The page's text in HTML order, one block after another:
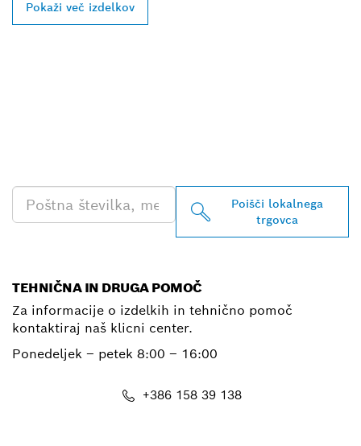
Pokaži več izdelkov
Poišči lokalnega
trgovca
TEHNIČNA IN DRUGA POMOČ
Za informacije o izdelkih in tehnično pomoč
kontaktiraj naš klicni center.
Ponedeljek – petek 8:00 – 16:00
+386 158 39 138